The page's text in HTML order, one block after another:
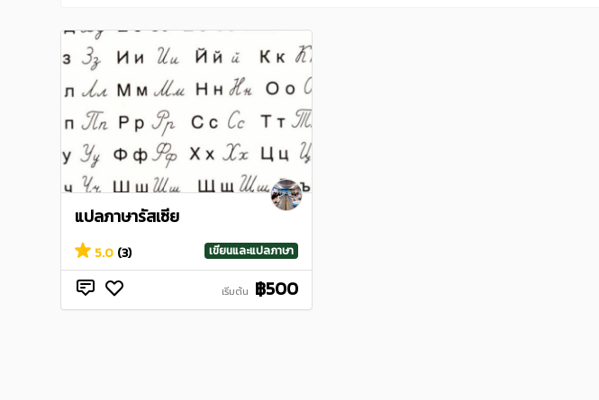
แปลภาษารัสเซีย
5.0 (3) เขียนและแปลภาษา
เริ่มต้น ฿500